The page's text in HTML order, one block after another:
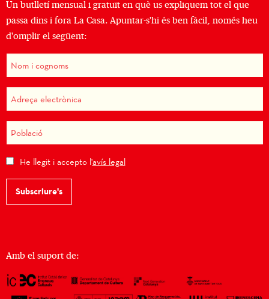
Un butlletí mensual i gratuït en què us expliquem tot el que
passa dins i fora La Casa. Apuntar-s'hi és ben fàcil, només heu
d'omplir el següent:
He llegit i accepto l'avís legal
Subscriure's
Amb el suport de: